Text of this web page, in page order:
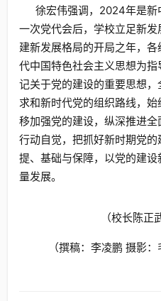
徐宏伟强调，2024年是
一次党代会后，学校立足新
建新发展格局的开局之年，
代中国特色社会主义思想为
记关于党的建设的重要思想
求和新时代党的组织路线，
移加强党的建设，纵深推进
行动自觉，把抓好新时期党
提、基础与保障，以党的建
量发展。
（校长陈正
（撰稿：李凌鹏 摄影